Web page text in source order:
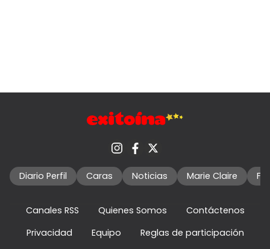
Diario Perfil Caras Noticias Marie Claire
Canales RSS Quienes Somos
Contáctenos
Privacidad
Equipo Reglas de participación